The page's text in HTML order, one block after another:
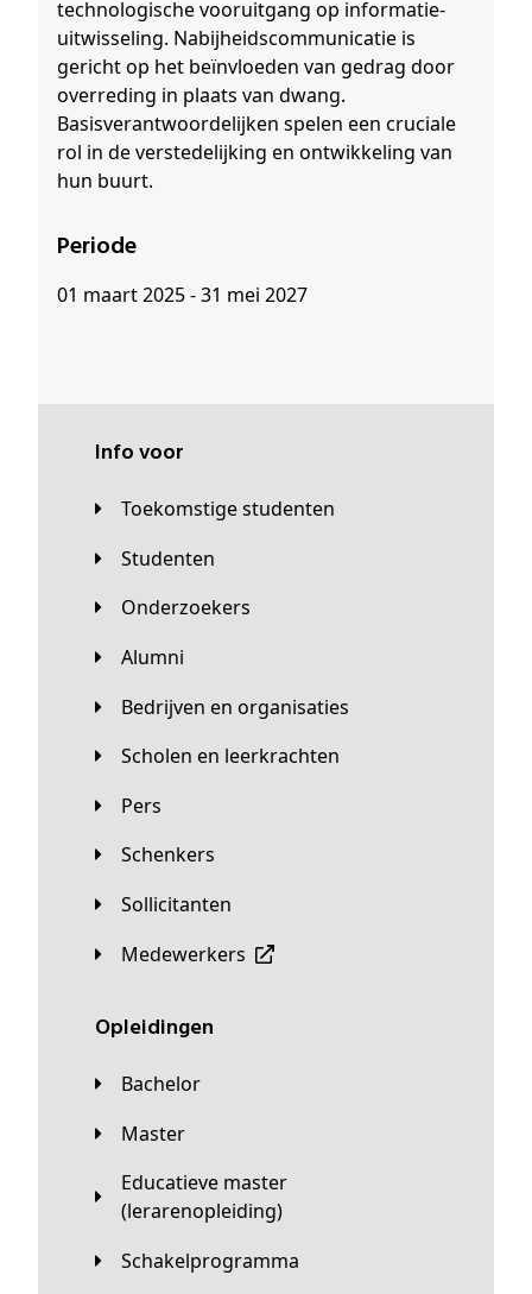
technologische vooruitgang op informatie-
uitwisseling. Nabijheidscommunicatie is
gericht op het beïnvloeden van gedrag door
overreding in plaats van dwang.
Basisverantwoordelijken spelen een cruciale
rol in de verstedelijking en ontwikkeling van
hun buurt.
Periode
01 maart 2025 - 31 mei 2027
Info voor
Toekomstige studenten
Studenten
Onderzoekers
Alumni
Bedrijven en organisaties
Scholen en leerkrachten
Pers
Schenkers
Sollicitanten
Medewerkers
Opleidingen
Bachelor
Master
Educatieve master
(lerarenopleiding)
Schakelprogramma